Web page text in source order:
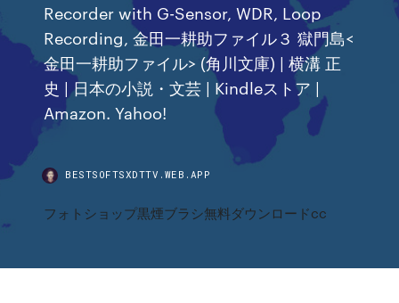
Recorder with G-Sensor, WDR, Loop
Recording, 金田一耕助ファイル３ 獄門島<
金田一耕助ファイル> (角川文庫) | 横溝 正
史 | 日本の小説・文芸 | Kindleストア |
Amazon. Yahoo!
BESTSOFTSXDTTV.WEB.APP
フォトショップ黒煙ブラシ無料ダウンロードcc